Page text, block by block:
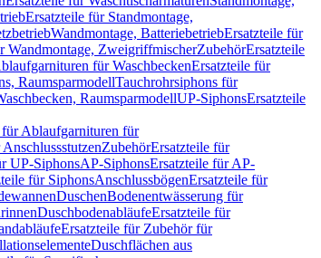
Ersatzteile für Standmontage,
Wandmontage, BatteriebetriebErsatzteile für
Wandmontage, ZweigriffmischerZubehörErsatzteile
für WaschbeckenErsatzteile für
RaumsparmodellTauchrohrsiphons für
RaumsparmodellUP-SiphonsErsatzteile
für Ablaufgarnituren für
ZubehörErsatzteile für
UP-SiphonsAP-SiphonsErsatzteile für AP-
für SiphonsAnschlussbögenErsatzteile für
DuschenBodenentwässerung für
DuschbodenabläufeErsatzteile für
Ersatzteile für Zubehör für
Duschflächen aus